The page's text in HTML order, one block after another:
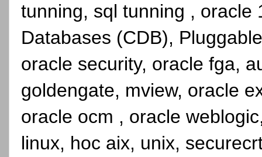
tunning, sql tunning , oracle
Databases (CDB),
oracle security, oracle fga,
goldengate, mview, oracle
oracle ocm , oracle
linux, hoc aix, unix,